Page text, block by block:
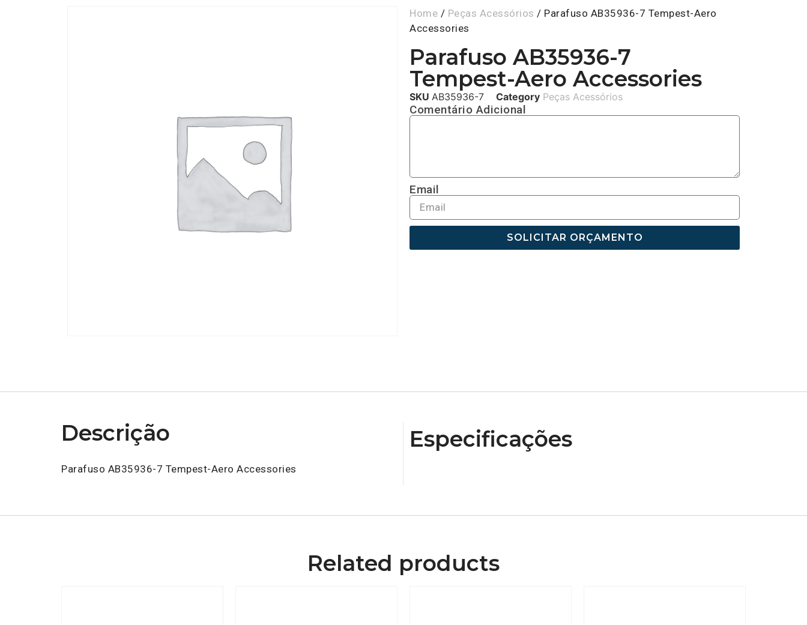
Home / Peças Acessórios / Parafuso AB35936-7 Tempest-Aero
Accessories
Parafuso AB35936-7
Tempest-Aero Accessories
SKU AB35936-7 Category Peças Acessórios
Comentário Adicional
Email
SOLICITAR ORÇAMENTO
Descrição
Parafuso AB35936-7 Tempest-Aero Accessories
Especificações
Related products